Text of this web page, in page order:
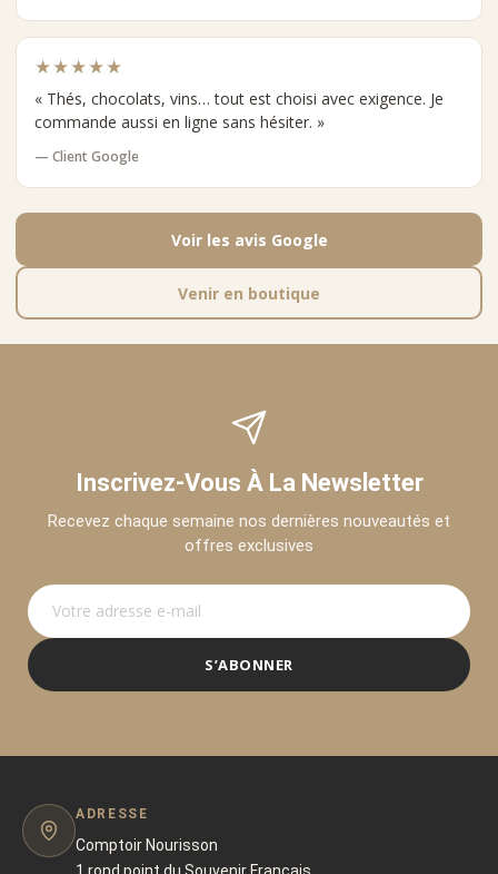
★★★★★
« Thés, chocolats, vins… tout est choisi avec exigence. Je
commande aussi en ligne sans hésiter. »
— Client Google
Voir les avis Google
Venir en boutique
Inscrivez-Vous À La Newsletter
Recevez chaque semaine nos dernières nouveautés et
offres exclusives
S’ABONNER
ADRESSE
Comptoir Nourisson